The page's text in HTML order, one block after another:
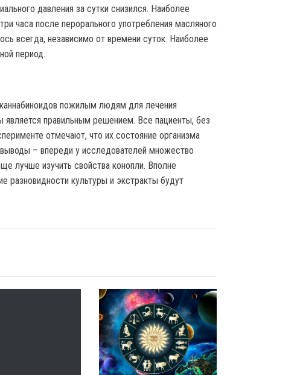
давления за сутки снизился. Наиболее
часа после перорального употребления масляного
всегда, независимо от времени суток. Наиболее
период.
пожилым людям для лечения
правильным решением. Все пациенты, без
отмечают, что их состояние организма
– впереди у исследователей множество
лучше изучить свойства конопли. Вполне
разновидности культуры и экстракты будут